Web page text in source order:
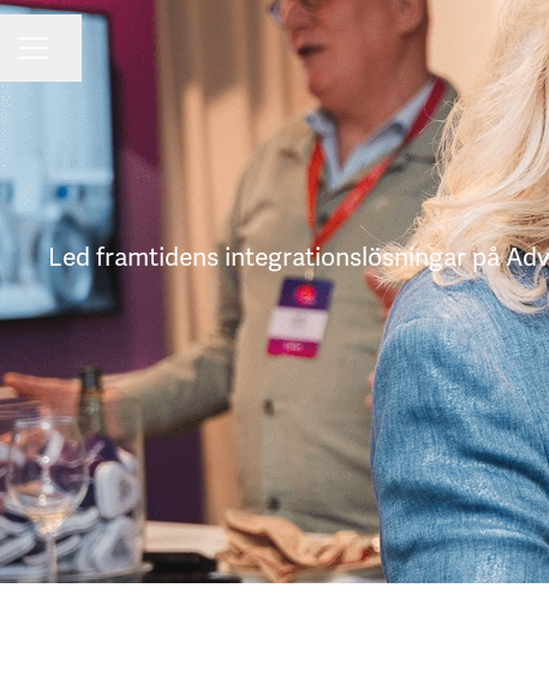
KARRIÄRMENY
Dela sidan
Led framtidens integrationslösningar på